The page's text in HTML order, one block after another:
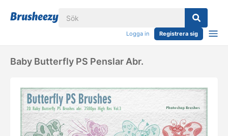
Logga in Registrera sig
Baby Butterfly PS Penslar Abr.